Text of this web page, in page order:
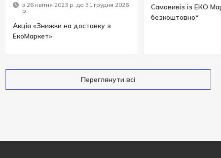
з 26 квітня 2023 р. до 31 грудня 2026
р.
Акція «Знижки на доставку з
ЕкоМаркет»
Самовивіз із ЕКО
безкоштовно*
Переглянути всі